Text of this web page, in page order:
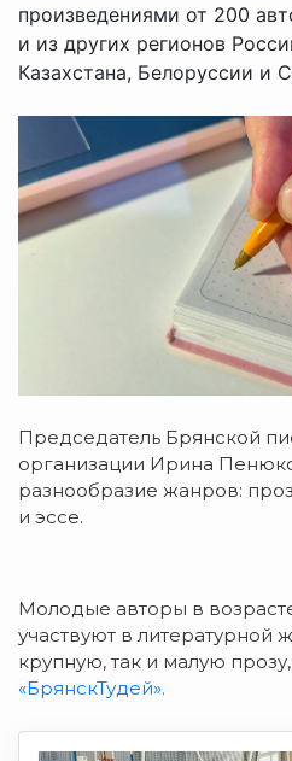
произведениями от 200
и из других регионов
Казахстана, Белоруссии и
Председатель Брянской
организации Ирина
разнообразие жанров:
и эссе.
Молодые авторы в
участвуют в литературной
крупную, так и малую
«БрянскТудей».